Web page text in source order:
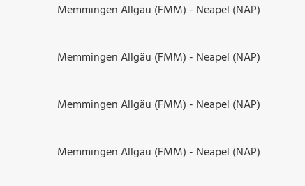
Memmingen Allgäu (FMM) - Neapel (NAP)
Memmingen Allgäu (FMM) - Neapel (NAP)
Memmingen Allgäu (FMM) - Neapel (NAP)
Memmingen Allgäu (FMM) - Neapel (NAP)